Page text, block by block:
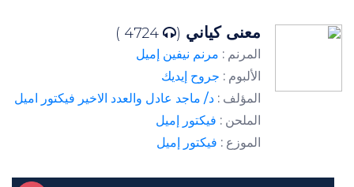
معنى كياني (
المرنم : مرنم نيفين إميل
الألبوم : جروح إيديك
المؤلف : د/ ماجد عادل والعدد الاخير فيكتور اميل
الملحن : فيكتور إميل
الموزع : فيكتور إميل